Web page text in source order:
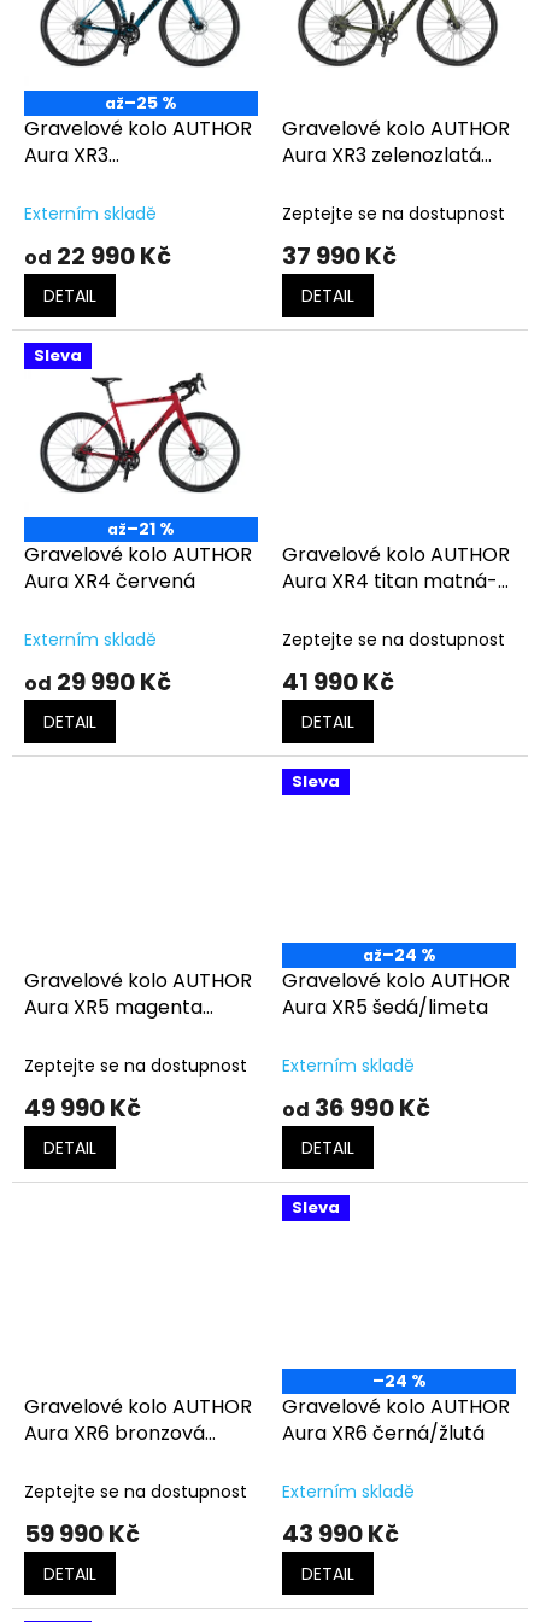
d
u
až–25 %
Gravelové kolo AUTHOR
Aura XR3
Externím skladě
od 22 990 Kč
DETAIL
Gravelové kolo AUTHOR
Aura XR3 zelenozlatá
Zeptejte se na dostupnost
37 990 Kč
DETAIL
Sleva
až–21 %
Gravelové kolo AUTHOR
Aura XR4 červená
Externím skladě
od 29 990 Kč
DETAIL
Gravelové kolo AUTHOR
Aura XR4 titan matná-
Zeptejte se na dostupnost
41 990 Kč
DETAIL
Gravelové kolo AUTHOR
Aura XR5 magenta
Zeptejte se na dostupnost
49 990 Kč
DETAIL
Sleva
až–24 %
Gravelové kolo AUTHOR
Aura XR5 šedá/limeta
Externím skladě
od 36 990 Kč
DETAIL
Gravelové kolo AUTHOR
Aura XR6 bronzová
Zeptejte se na dostupnost
59 990 Kč
DETAIL
Sleva
–24 %
Gravelové kolo AUTHOR
Aura XR6 černá/žlutá
Externím skladě
43 990 Kč
DETAIL